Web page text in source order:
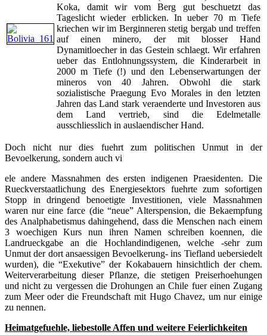
Koka, damit wir vom Berg gut beschuetzt das
Tageslicht wieder erblicken. In ueber 70 m Tiefe
kriechen wir im Berginneren stetig bergab und treffen
auf einen minero, der mit blosser Hand
Dynamitloecher in das Gestein schlaegt. Wir erfahren
ueber das Entlohnungssystem, die Kinderarbeit in
2000 m Tiefe (!) und den Lebenserwartungen der
mineros von 40 Jahren. Obwohl die stark
sozialistische Praegung Evo Morales in den letzten
Jahren das Land stark veraenderte und Investoren aus
dem Land vertrieb, sind die Edelmetalle
ausschliesslich in auslaendischer Hand.
Doch nicht nur dies fuehrt zum politischen Unmut in der
Bevoelkerung, sondern auch vi
ele andere Massnahmen des ersten indigenen Praesidenten. Die
Rueckverstaatlichung des Energiesektors fuehrte zum sofortigen
Stopp in dringend benoetigte Investitionen, viele Massnahmen
waren nur eine farce (die “neue” Alterspension, die Bekaempfung
des Analphabetismus dahingehend, dass die Menschen nach einem
3 woechigen Kurs nun ihren Namen schreiben koennen, die
Landrueckgabe an die Hochlandindigenen, welche -sehr zum
Unmut der dort ansaessigen Bevoelkerung- ins Tiefland uebersiedelt
wurden), die “Exekutive” der Kokabauern hinsichtlich der chem.
Weiterverarbeitung dieser Pflanze, die stetigen Preiserhoehungen
und nicht zu vergessen die Drohungen an Chile fuer einen Zugang
zum Meer oder die Freundschaft mit Hugo Chavez, um nur einige
zu nennen.
Heimatgefuehle, liebestolle Affen und weitere Feierlichkeiten